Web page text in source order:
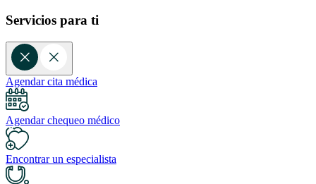
Servicios para ti
Agendar cita médica
Agendar chequeo médico
Encontrar un especialista